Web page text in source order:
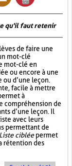
qu'il faut retenir
de faire une
mot-clé
mot-clé en
ou encore à une
d’une leçon.
facile à mettre
à
compréhension de
d’une leçon. Il
avec leurs
permettant de
Liste cibléepermet
rétention des